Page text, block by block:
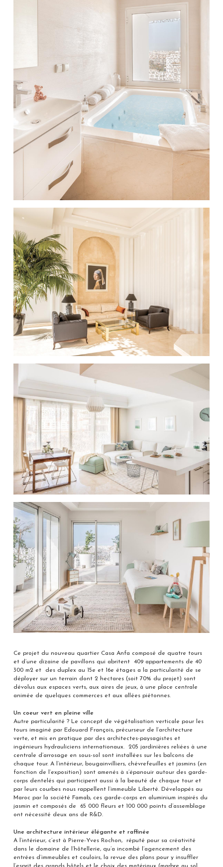
Ce projet du nouveau quartier Casa Anfa composé de quatre tours
et d’une dizaine de pavillons qui abritent 409 appartements de 40
300 m2 et des duplex au 15e et 16e étages a la particularité de se
déployer sur un terrain dont 2 hectares (soit 70% du projet) sont
dévolus aux espaces verts, aux aires de jeux, à une place centrale
animée de quelques commerces et aux allées piétonnes.
Un coeur vert en pleine ville
Autre particularité ? Le concept de végétalisation verticale pour les
tours imaginé par Edouard François, précurseur de l’architecture
verte, et mis en pratique par des architectes-paysagistes et
ingénieurs hydrauliciens internationaux. 205 jardinières reliées à une
centrale d’arrosage en sous-sol sont installées sur les balcons de
chaque tour. A l’intérieur, bougainvilliers, chévrefeuilles et jasmins (en
fonction de l’exposition) sont amenés à s’épanouir autour des garde-
corps dentelés qui participent aussi à la beauté de chaque tour et
par leurs courbes nous rappellent l’immeuble Liberté. Développés au
Maroc par la société Famab, ces garde-corps en aluminium inspirés du
jasmin et composés de 65 000 fleurs et 100 000 points d’assemblage
ont nécessité deux ans de R&D.
Une architecture intérieur élégante et raffinée
A l’intérieur, c’est à Pierre-Yves Rochon, réputé pour sa créativité
dans le domaine de l’hôtellerie, qu’a incombé l’agencement des
entrées d’immeubles et couloirs, la revue des plans pour y insuffler
l’esprit des grands hôtels et le choix des matériaux (marbre au sol